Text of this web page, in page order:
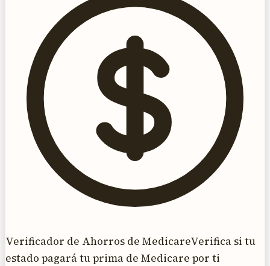
Verificador de Ahorros de MedicareVerifica si tu
estado pagará tu prima de Medicare por ti